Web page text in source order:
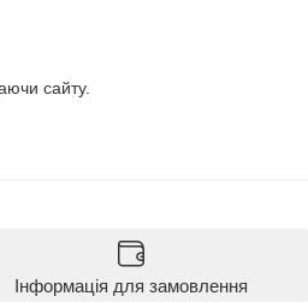
сайту.
Інформація для замовлення